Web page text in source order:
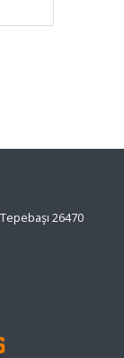
26470